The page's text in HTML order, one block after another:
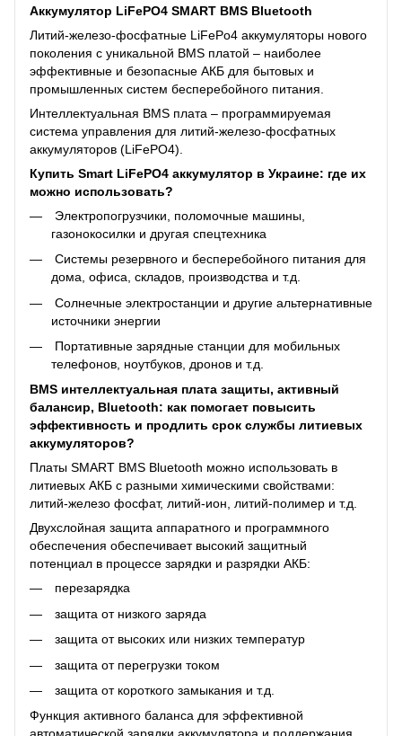
Аккумулятор LiFePO4 SMART BMS Bluetooth
Литий-железо-фосфатные LiFePo4 аккумуляторы нового
поколения с уникальной BMS платой – наиболее
эффективные и безопасные АКБ для бытовых и
промышленных систем бесперебойного питания.
Интеллектуальная BMS плата – программируемая
система управления для литий-железо-фосфатных
аккумуляторов (LiFePO4).
Купить Smart LiFePO4 аккумулятор в Украине: где их
можно использовать?
Электропогрузчики, поломочные машины,
газонокосилки и другая спецтехника
Системы резервного и бесперебойного питания для
дома, офиса, складов, производства и т.д.
Солнечные электростанции и другие альтернативные
источники энергии
Портативные зарядные станции для мобильных
телефонов, ноутбуков, дронов и т.д.
BMS интеллектуальная плата защиты, активный
балансир, Bluetooth: как помогает повысить
эффективность и продлить срок службы литиевых
аккумуляторов?
Платы SMART BMS Bluetooth можно использовать в
литиевых АКБ с разными химическими свойствами:
литий-железо фосфат, литий-ион, литий-полимер и т.д.
Двухслойная защита аппаратного и программного
обеспечения обеспечивает высокий защитный
потенциал в процессе зарядки и разрядки АКБ:
перезарядка
защита от низкого заряда
защита от высоких или низких температур
защита от перегрузки током
защита от короткого замыкания и т.д.
Функция активного баланса для эффективной